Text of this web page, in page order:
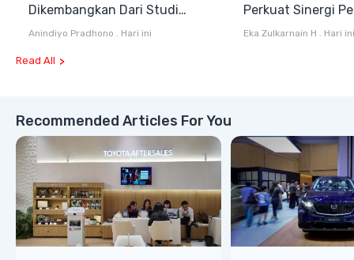
Dikembangkan Dari Studi
Komprehensif di Indonesia
Anindiyo Pradhono . Hari ini
Perkuat Sinergi
dan Industri
Eka Zulkarnain H . Hari ini
Read All
Recommended Articles For You